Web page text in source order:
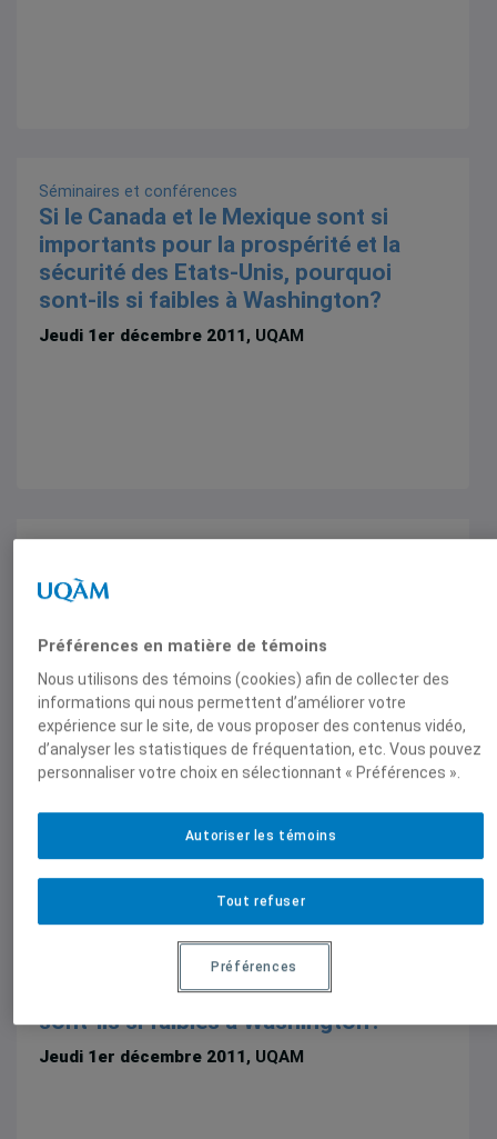
Séminaires et conférences
Si le Canada et le Mexique sont si
importants pour la prospérité et la
sécurité des Etats-Unis, pourquoi
sont-ils si faibles à Washington?
Jeudi 1er décembre 2011, UQAM
Si le Canada et le Mexique sont si
importants pour la prospérité et la
sécurité des Etats-Unis, pourquoi
sont-ils si faibles à Washington?
Jeudi 1er décembre 2011, UQAM
Séminaires et conférences
Si le Canada et le Mexique sont si
importants pour la prospérité et la
sécurité des Etats-Unis, pourquoi
sont-ils si faibles à Washington?
Jeudi 1er décembre 2011, UQAM
Préférences en matière de témoins
Nous utilisons des témoins (cookies) afin de collecter des
informations qui nous permettent d’améliorer votre
expérience sur le site, de vous proposer des contenus vidéo,
d’analyser les statistiques de fréquentation, etc. Vous pouvez
personnaliser votre choix en sélectionnant « Préférences ».
Tout refuser
Autoriser les témoins
Préférences